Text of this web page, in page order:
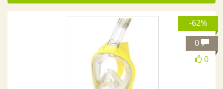
-62%
0
0